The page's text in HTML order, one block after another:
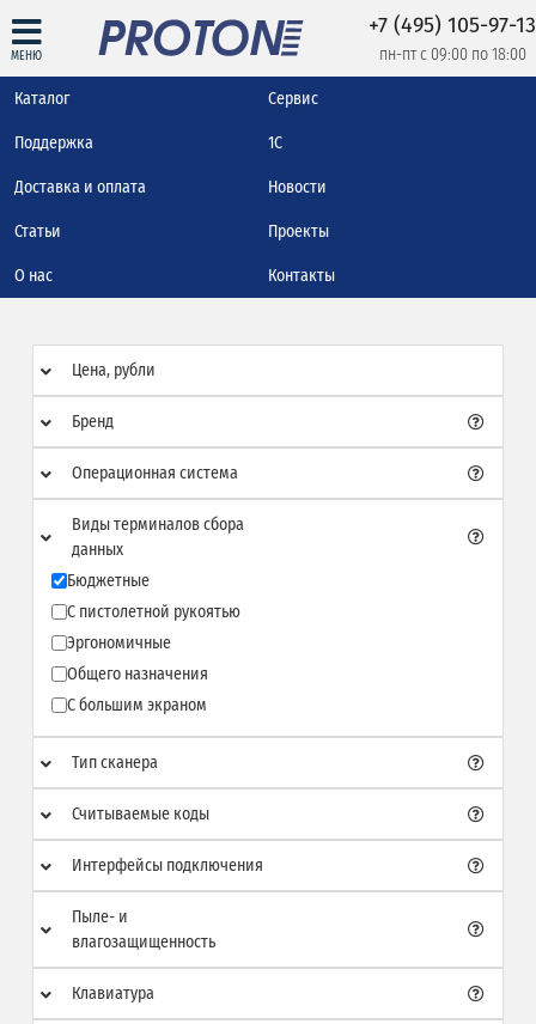
МЕНЮ
+7 (495) 105-97-13
пн-пт с 09:00 по 18:00
Каталог Сервис
Поддержка 1С
Доставка и оплата Новости
Статьи Проекты
О нас Контакты
Цена, рубли
Бренд
Операционная система
Виды терминалов сбора
данных
Бюджетные
С пистолетной рукоятью
Эргономичные
Общего назначения
С большим экраном
Тип сканера
Считываемые коды
Интерфейсы подключения
Пыле- и
влагозащищенность
Клавиатура